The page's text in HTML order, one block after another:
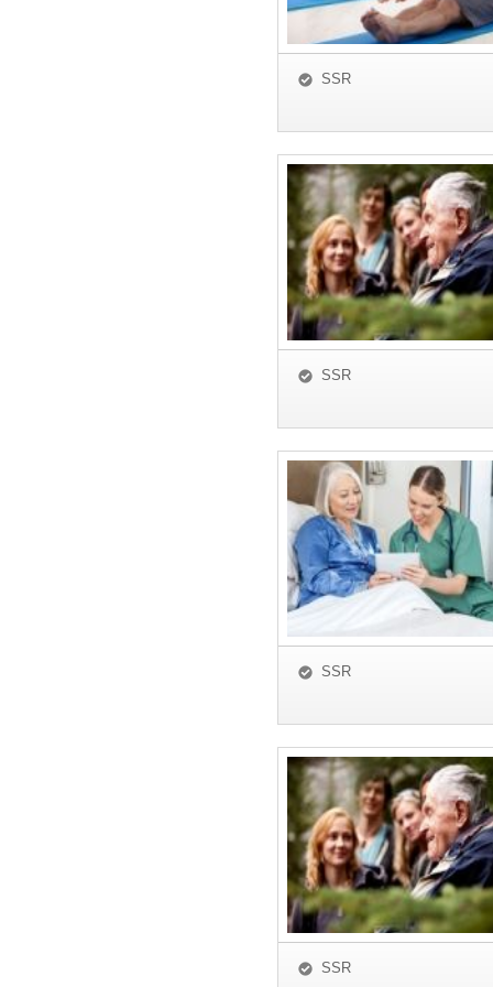
SSR
SSR
SSR
SSR